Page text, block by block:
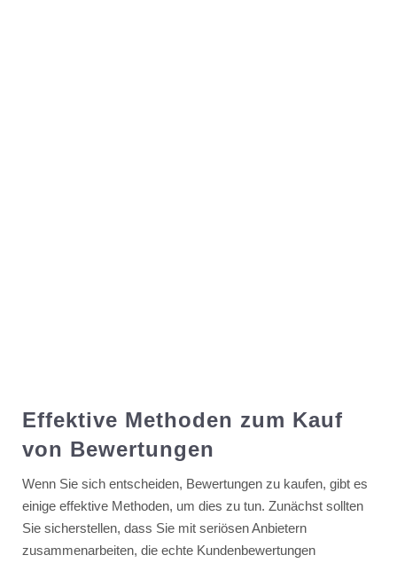
Effektive Methoden zum Kauf
von Bewertungen
Wenn Sie sich entscheiden, Bewertungen zu kaufen, gibt es
einige effektive Methoden, um dies zu tun. Zunächst sollten
Sie sicherstellen, dass Sie mit seriösen Anbietern
zusammenarbeiten, die echte Kundenbewertungen